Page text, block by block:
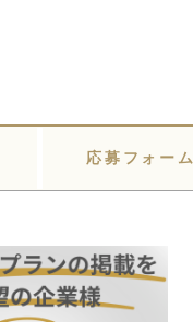
応募フォーム